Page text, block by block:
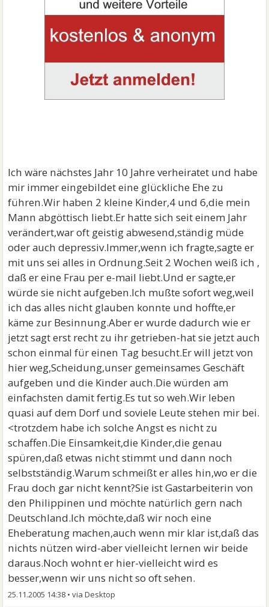
Ich wäre nächstes Jahr 10 Jahre verheiratet und habe
mir immer eingebildet eine glückliche Ehe zu
führen.Wir haben 2 kleine Kinder,4 und 6,die mein
Mann abgöttisch liebt.Er hatte sich seit einem Jahr
verändert,war oft geistig abwesend,ständig müde
oder auch depressiv.Immer,wenn ich fragte,sagte er
mit uns sei alles in Ordnung.Seit 2 Wochen weiß ich ,
daß er eine Frau per e-mail liebt.Und er sagte,er
würde sie nicht aufgeben.Ich mußte sofort weg,weil
ich das alles nicht glauben konnte und hoffte,er
käme zur Besinnung.Aber er wurde dadurch wie er
jetzt sagt erst recht zu ihr getrieben-hat sie jetzt auch
schon einmal für einen Tag besucht.Er will jetzt von
hier weg,Scheidung,unser gemeinsames Geschäft
aufgeben und die Kinder auch.Die würden am
einfachsten damit fertig.Es tut so weh.Wir leben
quasi auf dem Dorf und soviele Leute stehen mir bei.
<trotzdem habe ich solche Angst es nicht zu
schaffen.Die Einsamkeit,die Kinder,die genau
spüren,daß etwas nicht stimmt und dann noch
selbstständig.Warum schmeißt er alles hin,wo er die
Frau doch gar nicht kennt?Sie ist Gastarbeiterin von
den Philippinen und möchte natürlich gern nach
Deutschland.Ich möchte,daß wir noch eine
Eheberatung machen,auch wenn mir klar ist,daß das
nichts nützen wird-aber vielleicht lernen wir beide
daraus.Noch wohnt er hier-vielleicht wird es
besser,wenn wir uns nicht so oft sehen.
25.11.2005 14:38 •